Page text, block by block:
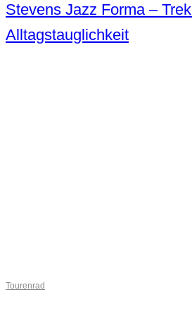
Stevens Jazz Forma –
Alltagstauglichkeit
Tourenrad